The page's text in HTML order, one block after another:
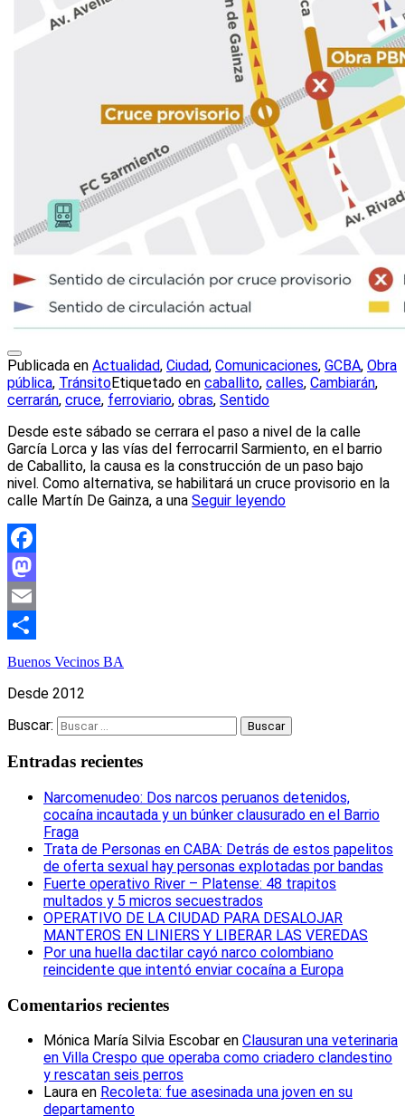
Publicada en Actualidad, Ciudad, Comunicaciones, GCBA, Obra
pública, TránsitoEtiquetado en caballito, calles, Cambiarán,
cerrarán, cruce, ferroviario, obras, Sentido
Desde este sábado se cerrara el paso a nivel de la calle
García Lorca y las vías del ferrocarril Sarmiento, en el barrio
de Caballito, la causa es la construcción de un paso bajo
nivel. Como alternativa, se habilitará un cruce provisorio en la
calle Martín De Gainza, a una Seguir leyendo
Facebook
Mastodon
Email
Compartir
Buenos Vecinos BA
Desde 2012
Buscar:
Entradas recientes
Narcomenudeo: Dos narcos peruanos detenidos,
cocaína incautada y un búnker clausurado en el Barrio
Fraga
Trata de Personas en CABA: Detrás de estos papelitos
de oferta sexual hay personas explotadas por bandas
Fuerte operativo River – Platense: 48 trapitos
multados y 5 micros secuestrados
OPERATIVO DE LA CIUDAD PARA DESALOJAR
MANTEROS EN LINIERS Y LIBERAR LAS VEREDAS
Por una huella dactilar cayó narco colombiano
reincidente que intentó enviar cocaína a Europa
Comentarios recientes
Mónica María Silvia Escobar en Clausuran una veterinaria
en Villa Crespo que operaba como criadero clandestino
y rescatan seis perros
Laura en Recoleta: fue asesinada una joven en su
departamento